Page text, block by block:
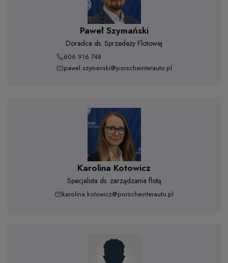
Paweł Szymański
Doradca ds. Sprzedaży Flotowej
606 916 748
pawel.szymanski@porscheinterauto.pl
Karolina Kotowicz
Specjalista ds. zarządzania flotą
karolina.kotowicz@porscheinterauto.pl